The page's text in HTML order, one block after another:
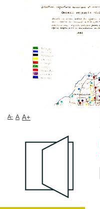
A- A A+